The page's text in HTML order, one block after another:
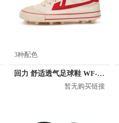
3种配色
回力 舒适透气足球鞋 WF-42R
暂无购买链接